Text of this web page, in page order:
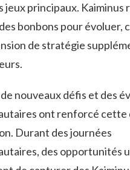
jeux principaux. Kaiminus
bonbons pour évoluer,
de stratégie
de nouveaux défis et des
ont renforcé cette
Durant des journées
des opportunités